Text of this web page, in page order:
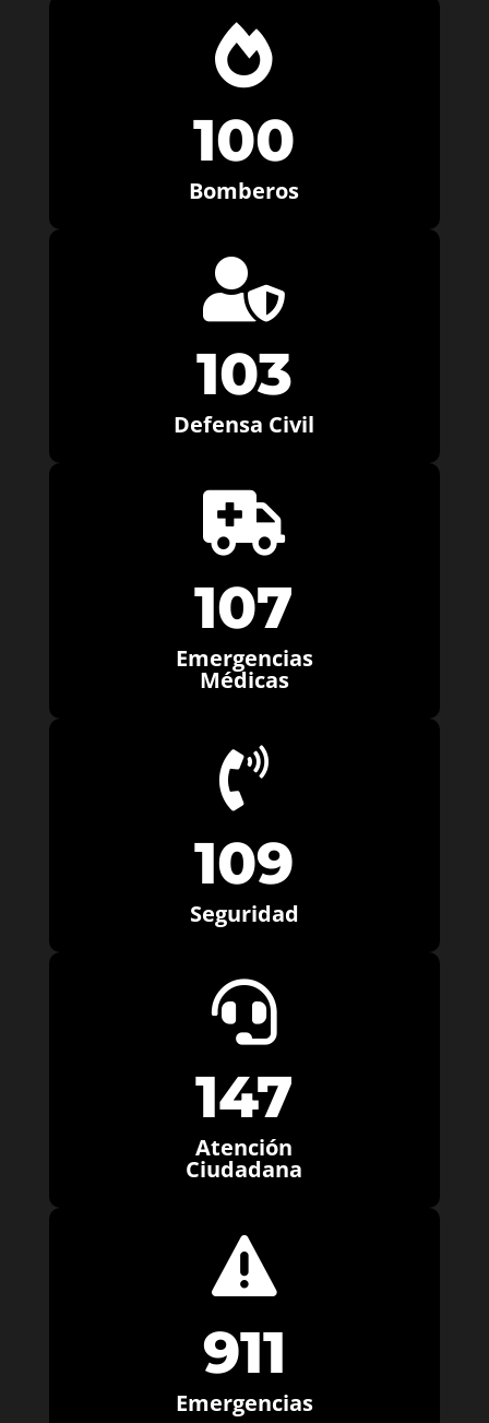

100
Bomberos

103
Defensa Civil

107
Emergencias
Médicas

109
Seguridad

147
Atención
Ciudadana

911
Emergencias